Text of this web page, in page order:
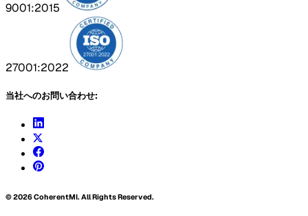
9001:2015
27001:2022
当社へのお問い合わせ:
©2026CoherentMI. All Rights Reserved.